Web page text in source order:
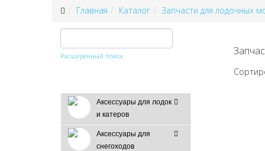
Главная Каталог Запчасти для лодочных
Расширенный поиск
Аксессуары для лодок
и катеров
Аксессуары для
снегоходов